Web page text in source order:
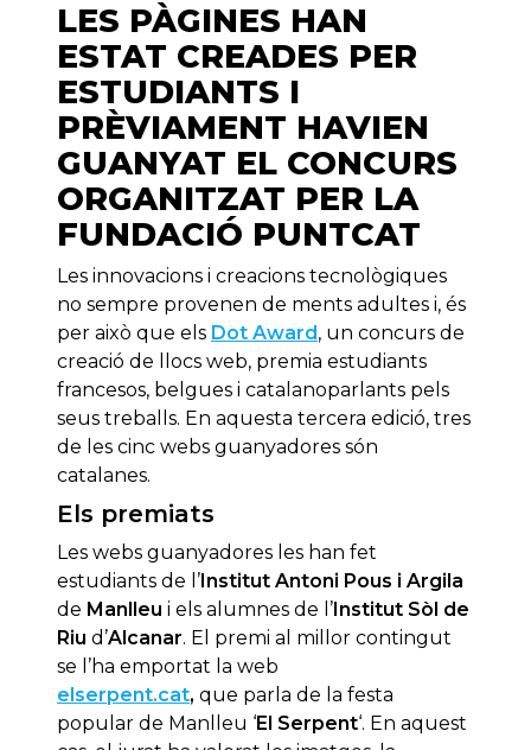
LES PÀGINES HAN
ESTAT CREADES PER
ESTUDIANTS I
PRÈVIAMENT HAVIEN
GUANYAT EL CONCURS
ORGANITZAT PER LA
FUNDACIÓ PUNTCAT
Les innovacions i creacions tecnològiques
no sempre provenen de ments adultes i, és
per això que els Dot Award, un concurs de
creació de llocs web, premia estudiants
francesos, belgues i catalanoparlants pels
seus treballs. En aquesta tercera edició, tres
de les cinc webs guanyadores són
catalanes.
Els premiats
Les webs guanyadores les han fet
estudiants de l’Institut Antoni Pous i Argila
de Manlleu i els alumnes de l’Institut Sòl de
Riu d’Alcanar. El premi al millor contingut
se l’ha emportat la web
elserpent.cat, que parla de la festa
popular de Manlleu ‘El Serpent‘. En aquest